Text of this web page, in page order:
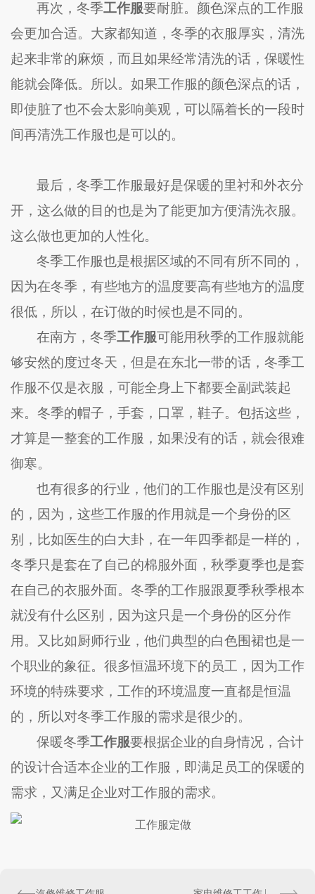
再次，冬季工作服要耐脏。颜色深点的工作服
会更加合适。大家都知道，冬季的衣服厚实，清洗
起来非常的麻烦，而且如果经常清洗的话，保暖性
能就会降低。所以。如果工作服的颜色深点的话，
即使脏了也不会太影响美观，可以隔着长的一段时
间再清洗工作服也是可以的。
最后，冬季工作服最好是保暖的里衬和外衣分
开，这么做的目的也是为了能更加方便清洗衣服。
这么做也更加的人性化。
冬季工作服也是根据区域的不同有所不同的，
因为在冬季，有些地方的温度要高有些地方的温度
很低，所以，在订做的时候也是不同的。
在南方，冬季工作服可能用秋季的工作服就能
够安然的度过冬天，但是在东北一带的话，冬季工
作服不仅是衣服，可能全身上下都要全副武装起
来。冬季的帽子，手套，口罩，鞋子。包括这些，
才算是一整套的工作服，如果没有的话，就会很难
御寒。
也有很多的行业，他们的工作服也是没有区别
的，因为，这些工作服的作用就是一个身份的区
别，比如医生的白大卦，在一年四季都是一样的，
冬季只是套在了自己的棉服外面，秋季夏季也是套
在自己的衣服外面。冬季的工作服跟夏季秋季根本
就没有什么区别，因为这只是一个身份的区分作
用。又比如厨师行业，他们典型的白色围裙也是一
个职业的象征。很多恒温环境下的员工，因为工作
环境的特殊要求，工作的环境温度一直都是恒温
的，所以对冬季工作服的需求是很少的。
保暖冬季工作服要根据企业的自身情况，合计
的设计合适本企业的工作服，即满足员工的保暖的
需求，又满足企业对工作服的需求。